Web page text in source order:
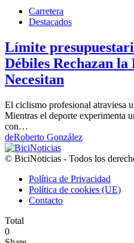
Carretera
Destacados
Límite
Débiles Rechazan la
Necesitan
El ciclismo profesional atraviesa
Mientras el deporte experimenta
con…
deRoberto González
© BiciNoticias - Todos los
Política de Privacidad
Política de cookies (UE)
Contacto
Total
0